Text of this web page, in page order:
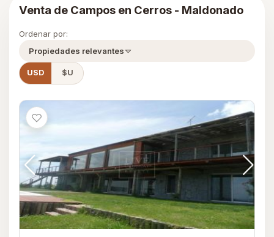
Venta de Campos en Cerros - Maldonado
Ordenar por:
Propiedades relevantes
USD $U